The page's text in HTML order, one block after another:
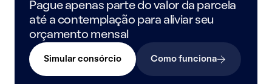
Pague apenas parte do valor da parcela
até a contemplação para aliviar seu
orçamento mensal
Simular consórcio Como funciona